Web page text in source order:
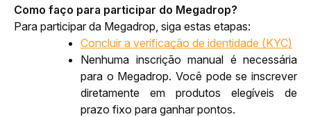
Como faço para participar do Megadrop?
Para participar da Megadrop, siga estas etapas:
Concluir a verificação de identidade (KYC)
Nenhuma inscrição manual é necessária
para o Megadrop. Você pode se inscrever
diretamente em produtos elegíveis de
prazo fixo para ganhar pontos.